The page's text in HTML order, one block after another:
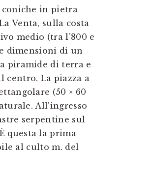
in pietra
Venta, sulla costa
medio (tra l’800 e
dimensioni di un
piramide di terra e
centro. La piazza a
(50 × 60
All’ingresso
serpentine sul
questa la prima
al culto m. del